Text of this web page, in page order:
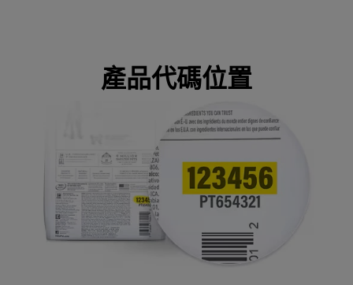
產品代碼位置